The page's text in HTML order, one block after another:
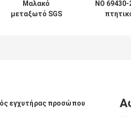
Μαλακό
μεταξωτό SGS
ΝΟ 69430-
εγχυτήρας προσώπου